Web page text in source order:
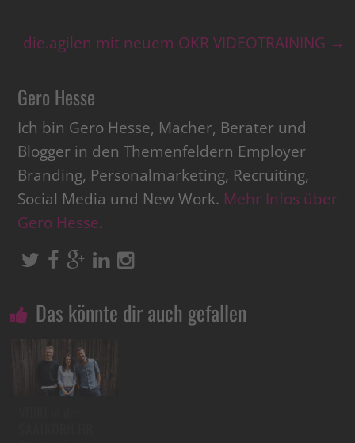
die.agilen mit neuem OKR VIDEOTRAINING →
Gero Hesse
Ich bin Gero Hesse, Macher, Berater und
Blogger in den Themenfeldern Employer
Branding, Personalmarketing, Recruiting,
Social Media und New Work. Mehr Infos über
Gero Hesse.
Das könnte dir auch gefallen